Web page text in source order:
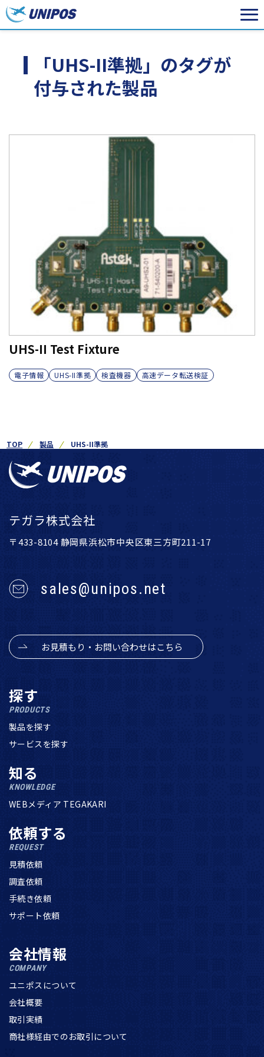
「UHS-II準拠」のタグが
付与された製品
UHS-II Test Fixture
電子情報 UHS-II準拠 検査機器 高速データ転送検証
TOP 製品 UHS-II準拠
テガラ株式会社
〒433-8104 静岡県浜松市中央区東三方町211-17
sales@unipos.net
お見積もり・お問い合わせはこちら
探す
PRODUCTS
製品を探す
サービスを探す
知る
KNOWLEDGE
WEBメディア TEGAKARI
依頼する
REQUEST
見積依頼
調査依頼
手続き依頼
サポート依頼
会社情報
COMPANY
ユニポスについて
会社概要
取引実績
商社様経由でのお取引について